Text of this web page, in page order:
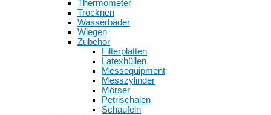
Thermometer
Trocknen
Wasserbäder
Wiegen
Zubehör
Filterplatten
Latexhüllen
Messequipment
Messzylinder
Mörser
Petrischalen
Schaufeln